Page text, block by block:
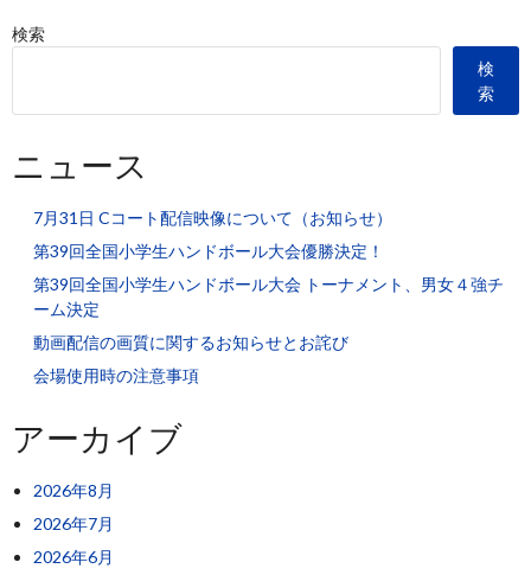
検索
検
索
ニュース
7月31日 Cコート配信映像について（お知らせ）
第39回全国小学生ハンドボール大会優勝決定！
第39回全国小学生ハンドボール大会 トーナメント、男女４強チ
ーム決定
動画配信の画質に関するお知らせとお詫び
会場使用時の注意事項
アーカイブ
2026年8月
2026年7月
2026年6月